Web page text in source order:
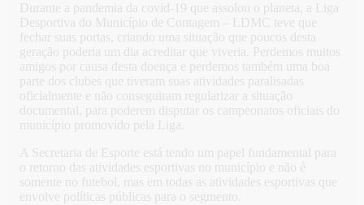
Durante a pandemia da covid-19 que assolou o planeta, a Liga
Desportiva do Município de Contagem – LDMC teve que
fechar suas portas, criando uma situação que poucos desta
geração poderia um dia acreditar que viveria. Perdemos muitos
amigos por causa desta doença e perdemos também uma boa
parte dos clubes que tiveram suas atividades paralisadas
oficialmente e não conseguiram regularizar a situação
documental, para poderem disputar os campeonatos oficiais do
município promovido pela Liga.
A Secretaria de Esporte está tendo um papel fundamental para
o retorno das atividades esportivas no município e não é
somente no futebol, mas em todas as atividades esportivas que
envolve políticas públicas para o segmento.